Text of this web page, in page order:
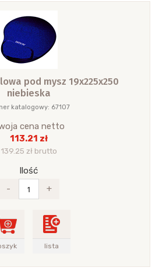
pod mysz 19x225x250
niebieska
katalogowy: 67107
cena netto
113.21 zł
139.25 zł brutto
Ilość
-
+
lista